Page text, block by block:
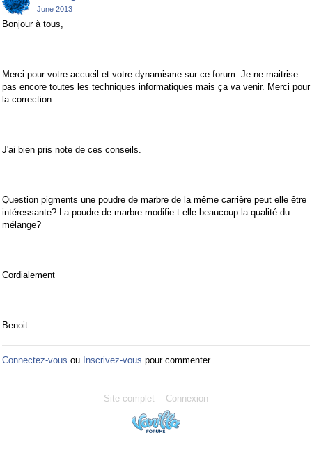
June 2013
Bonjour à tous,
Merci pour votre accueil et votre dynamisme sur ce forum. Je ne maitrise
pas encore toutes les techniques informatiques mais ça va venir. Merci pour
la correction.
J'ai bien pris note de ces conseils.
Question pigments une poudre de marbre de la même carrière peut elle être
intéressante? La poudre de marbre modifie t elle beaucoup la qualité du
mélange?
Cordialement
Benoit
Connectez-vous ou Inscrivez-vous pour commenter.
Site complet Connexion